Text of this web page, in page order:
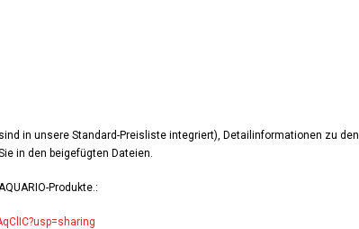
in unsere Standard-Preisliste integriert), Detailinformationen zu den
in den beigefügten Dateien.
Produkte.: